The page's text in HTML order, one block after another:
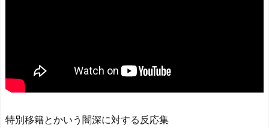
特別移籍とかいう闇深に対する反応集